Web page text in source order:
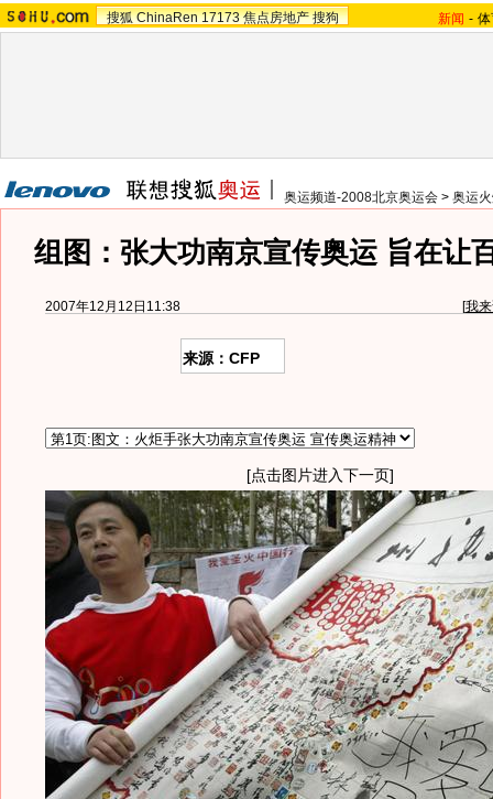
搜狐 ChinaRen 17173 焦点房地产 搜狗 新闻 -
奥运频道-2008北京奥运会 > 奥运
组图：张大功南京宣传奥运 旨在让
2007年12月12日11:38 [我
来源：CFP
[点击图片进入下一页]